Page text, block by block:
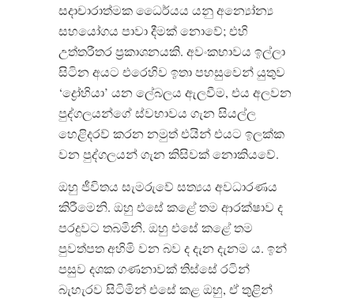
සදාචාරාත්මක ධෛර්යය යනු අන්‍යෝන්‍ය
සහයෝගය පාවා දීමක් නොවේ; එහි
උත්තරීතර ප්‍රකාශනයකි. අවංකභාවය ඉල්ලා
සිටින අයට එරෙහිව ඉතා පහසුවෙන් යුතුව
‘ද්‍රෝහියා’ යන ලේබලය ඇලවීම, එය අලවන
පුද්ගලයන්ගේ ස්වභාවය ගැන සියල්ල
හෙළිදරව් කරන නමුත් එයින් එයට ඉලක්ක
වන පුද්ගලයන් ගැන කිසිවක් නොකියවේ.
ඔහු ජීවිතය සැමරුවේ සත්‍යය අවධාරණය
කිරීමෙනි. ඔහු එසේ කළේ තම ආරක්ෂාව ද
පරදුවට තබමිනි. ඔහු එසේ කළේ තම
පුවත්පත අහිමි වන බව ද දැන දැනම ය. ඉන්
පසුව දශක ගණනාවක් තිස්සේ රටින්
බැහැරව සිටිමින් එසේ කළ ඔහු, ඒ තුළින්